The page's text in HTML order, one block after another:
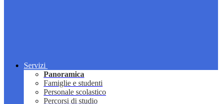
Servizi
Panoramica
Famiglie e studenti
Personale scolastico
Percorsi di studio